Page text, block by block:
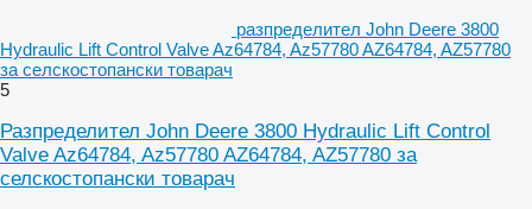
разпределител John Deere 3800
Hydraulic Lift Control Valve Az64784, Az57780 AZ64784, AZ57780
за селскостопански товарач
5
Разпределител John Deere 3800 Hydraulic Lift Control
Valve Az64784, Az57780 AZ64784, AZ57780 за
селскостопански товарач